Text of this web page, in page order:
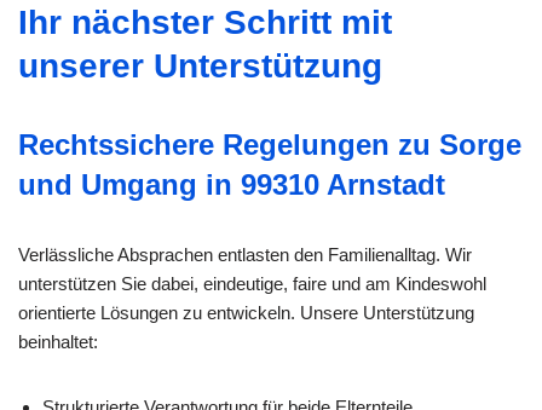
Ihr nächster Schritt mit
unserer Unterstützung
Rechtssichere Regelungen zu Sorge
und Umgang in 99310 Arnstadt
Verlässliche Absprachen entlasten den Familienalltag. Wir
unterstützen Sie dabei, eindeutige, faire und am Kindeswohl
orientierte Lösungen zu entwickeln. Unsere Unterstützung
beinhaltet: